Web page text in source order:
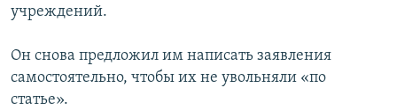
учреждений.
Он снова предложил им написать заявления
самостоятельно, чтобы их не увольняли «по
статье».